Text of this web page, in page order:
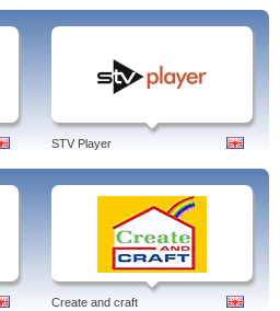
STV Player
Create and craft